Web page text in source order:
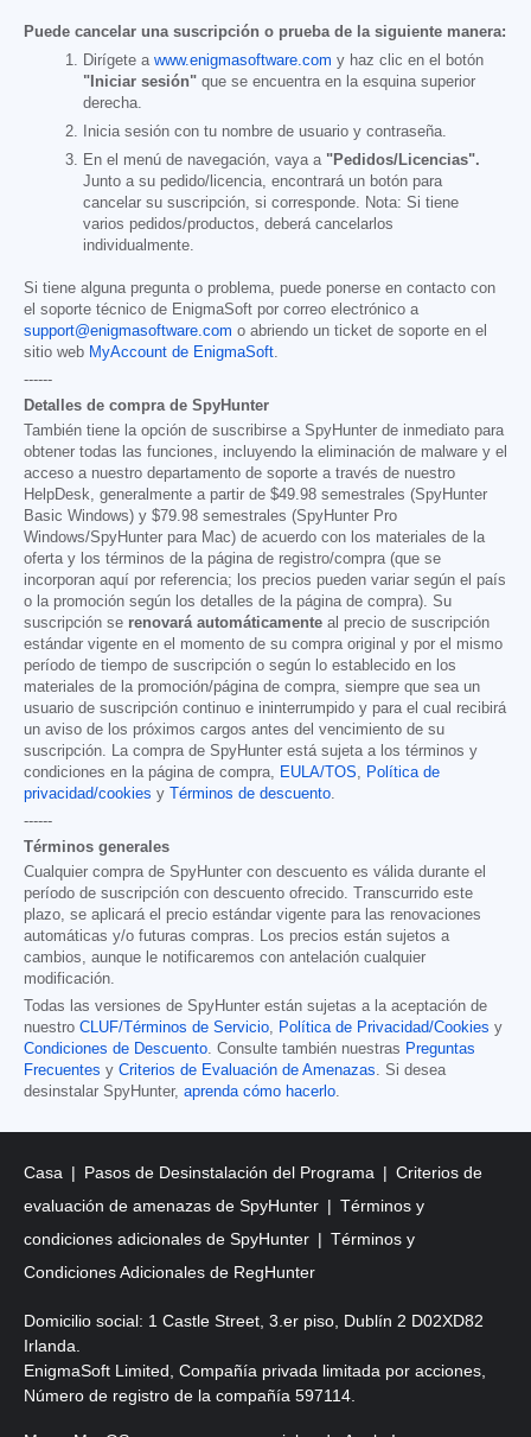
Puede cancelar una suscripción o prueba de la siguiente manera:
Dirígete a www.enigmasoftware.com y haz clic en el botón
"Iniciar sesión" que se encuentra en la esquina superior
derecha.
Inicia sesión con tu nombre de usuario y contraseña.
En el menú de navegación, vaya a "Pedidos/Licencias".
Junto a su pedido/licencia, encontrará un botón para
cancelar su suscripción, si corresponde. Nota: Si tiene
varios pedidos/productos, deberá cancelarlos
individualmente.
Si tiene alguna pregunta o problema, puede ponerse en contacto con
el soporte técnico de EnigmaSoft por correo electrónico a
support@enigmasoftware.com o abriendo un ticket de soporte en el
sitio web MyAccount de EnigmaSoft.
------
Detalles de compra de SpyHunter
También tiene la opción de suscribirse a SpyHunter de inmediato para
obtener todas las funciones, incluyendo la eliminación de malware y el
acceso a nuestro departamento de soporte a través de nuestro
HelpDesk, generalmente a partir de $49.98 semestrales (SpyHunter
Basic Windows) y $79.98 semestrales (SpyHunter Pro
Windows/SpyHunter para Mac) de acuerdo con los materiales de la
oferta y los términos de la página de registro/compra (que se
incorporan aquí por referencia; los precios pueden variar según el país
o la promoción según los detalles de la página de compra). Su
suscripción se renovará automáticamente al precio de suscripción
estándar vigente en el momento de su compra original y por el mismo
período de tiempo de suscripción o según lo establecido en los
materiales de la promoción/página de compra, siempre que sea un
usuario de suscripción continuo e ininterrumpido y para el cual recibirá
un aviso de los próximos cargos antes del vencimiento de su
suscripción. La compra de SpyHunter está sujeta a los términos y
condiciones en la página de compra, EULA/TOS, Política de
privacidad/cookies y Términos de descuento.
------
Términos generales
Cualquier compra de SpyHunter con descuento es válida durante el
período de suscripción con descuento ofrecido. Transcurrido este
plazo, se aplicará el precio estándar vigente para las renovaciones
automáticas y/o futuras compras. Los precios están sujetos a
cambios, aunque le notificaremos con antelación cualquier
modificación.
Todas las versiones de SpyHunter están sujetas a la aceptación de
nuestro CLUF/Términos de Servicio, Política de Privacidad/Cookies y
Condiciones de Descuento. Consulte también nuestras Preguntas
Frecuentes y Criterios de Evaluación de Amenazas. Si desea
desinstalar SpyHunter, aprenda cómo hacerlo.
Casa Pasos de Desinstalación del Programa
Criterios de
evaluación de amenazas de SpyHunter
Términos y
condiciones adicionales de SpyHunter
Términos y
Condiciones Adicionales de RegHunter
Domicilio social: 1 Castle Street, 3.er piso, Dublín 2 D02XD82
Irlanda.
EnigmaSoft Limited, Compañía privada limitada por acciones,
Número de registro de la compañía 597114.